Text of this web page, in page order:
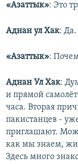
«Азаттык»: Это
Аднан ул Хак: Да.
«Азаттык»:
Аднан Ул Хак:
и прямой
часа. Вторая
пакистанцев -
приглашают.
как мы знаем,
Здесь много